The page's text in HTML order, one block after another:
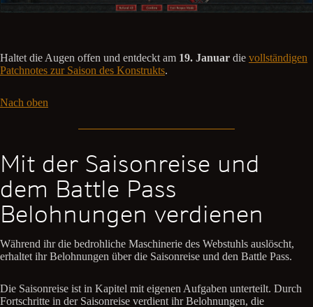
Haltet die Augen offen und entdeckt am 19. Januar die vollständigen
Patchnotes zur Saison des Konstrukts.
Nach oben
Mit der Saisonreise und
dem Battle Pass
Belohnungen verdienen
Während ihr die bedrohliche Maschinerie des Webstuhls auslöscht,
erhaltet ihr Belohnungen über die Saisonreise und den Battle Pass.
Die Saisonreise ist in Kapitel mit eigenen Aufgaben unterteilt. Durch
Fortschritte in der Saisonreise verdient ihr Belohnungen, die